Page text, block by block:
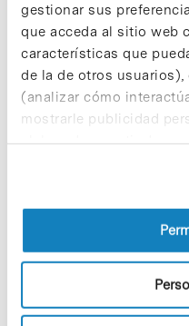
gestionar sus
que acceda al sitio web
características que
de la de otros
(analizar cómo
mostrarle publicidad
elaborado a partir de
información sobre las
la Política de cookies
InEMPRESAS
Deepull capta
su test de
sanguíneo